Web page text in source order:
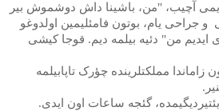
آچیب، "من، باشینا داش دوشموش بیر
و جراحی یام، بوتون فامئلیمین اولدوغو
ایدیم من" دئیه بیلمه دیم. قوجا کیشی
مملکتلرینده چؤرک تاپابیلمه
گئجه ساعات اون ایدی.